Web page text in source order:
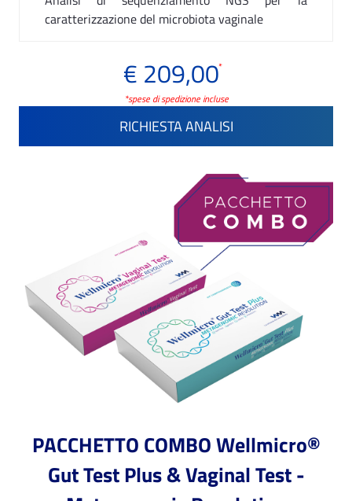
caratterizzazione del microbiota vaginale
€ 209,00*
*spese di spedizione incluse
RICHIESTA ANALISI
PACCHETTO COMBO Wellmicro®
Gut Test Plus & Vaginal Test -